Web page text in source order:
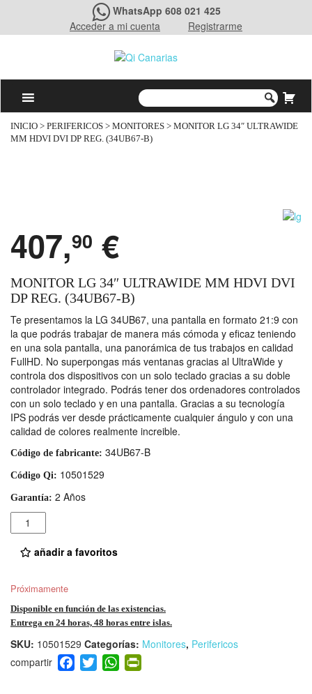
WhatsApp 608 021 425
Acceder a mi cuenta
Registrarme
INICIO > PERIFERICOS > MONITORES > MONITOR LG 34″ ULTRAWIDE
MM HDVI DVI DP REG. (34UB67-B)
407,90 €
MONITOR LG 34″ ULTRAWIDE MM HDVI DVI
DP REG. (34UB67-B)
Te presentamos la LG 34UB67, una pantalla en formato 21:9 con
la que podrás trabajar de manera más cómoda y eficaz teniendo
en una sola pantalla, una panorámica de tus trabajos en calidad
FullHD. No superpongas más ventanas gracias al UltraWide y
controla dos dispositivos con un solo teclado gracias a su doble
controlador integrado. Podrás tener dos ordenadores controlados
con un solo teclado y en una pantalla. Gracias a su tecnología
IPS podrás ver desde prácticamente cualquier ángulo y con una
calidad de colores realmente increible.
Código de fabricante: 34UB67-B
Código Qi: 10501529
Garantía: 2 Años
Cantidad
añadir a favoritos
Próximamente
Disponible en función de las existencias.
Entrega en 24 horas, 48 horas entre islas.
SKU: 10501529 Categorías: Monitores, Perifericos
F
a
T
wi
W
h